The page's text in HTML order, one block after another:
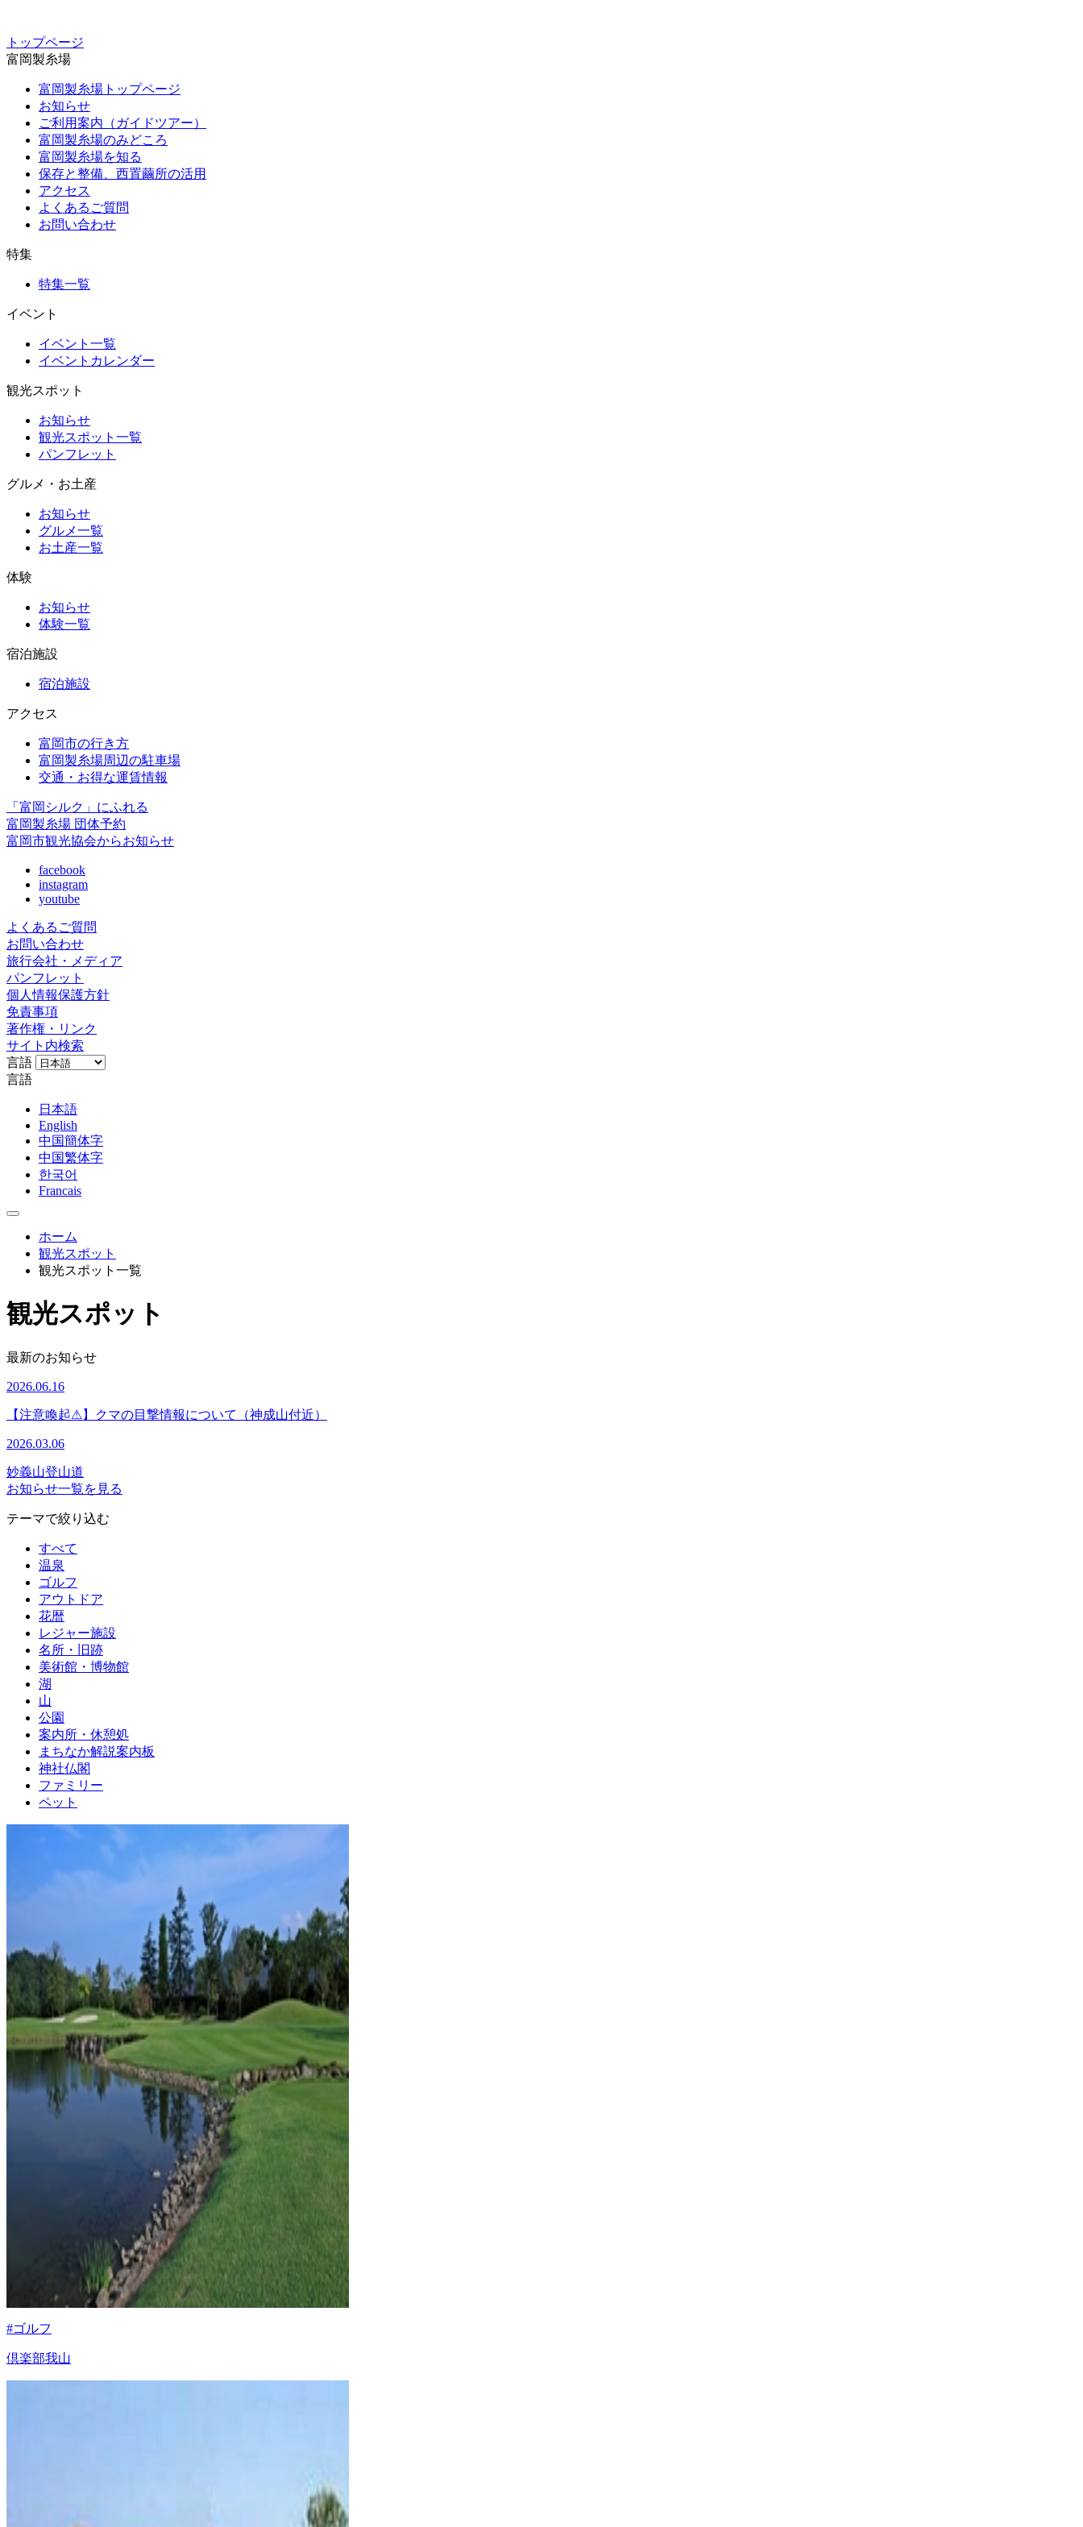
トップページ
富岡製糸場
富岡製糸場トップページ
お知らせ
ご利用案内（ガイドツアー）
富岡製糸場のみどころ
富岡製糸場を知る
保存と整備、西置繭所の活用
アクセス
よくあるご質問
お問い合わせ
特集
特集一覧
イベント
イベント一覧
イベントカレンダー
観光スポット
お知らせ
観光スポット一覧
パンフレット
グルメ・お土産
お知らせ
グルメ一覧
お土産一覧
体験
お知らせ
体験一覧
宿泊施設
宿泊施設
アクセス
富岡市の行き方
富岡製糸場周辺の駐車場
交通・お得な運賃情報
「富岡シルク」にふれる
富岡製糸場 団体予約
富岡市観光協会からお知らせ
facebook
instagram
youtube
よくあるご質問
お問い合わせ
旅行会社・メディア
パンフレット
個人情報保護方針
免責事項
著作権・リンク
サイト内検索
言語
言語
日本語
English
中国簡体字
中国繁体字
한국어
Francais
ホーム
観光スポット
観光スポット一覧
観光スポット
最新のお知らせ
2026.06.16
【注意喚起⚠】クマの目撃情報について（神成山付近）
2026.03.06
妙義山登山道
お知らせ一覧を見る
テーマで絞り込む
すべて
温泉
ゴルフ
アウトドア
花暦
レジャー施設
名所・旧跡
美術館・博物館
湖
山
公園
案内所・休憩処
まちなか解説案内板
神社仏閣
ファミリー
ペット
#ゴルフ
倶楽部我山